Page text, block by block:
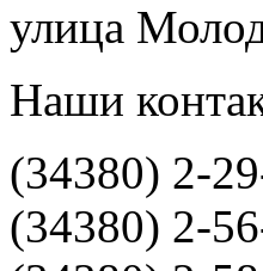
улица
Наши
(34380) 2-
(34380) 2-